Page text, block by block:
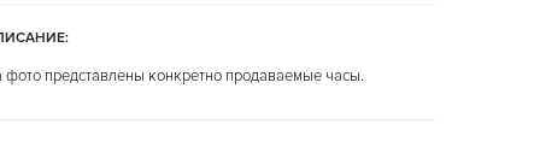
фото представлены конкретно продаваемые часы.